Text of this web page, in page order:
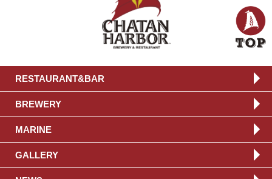
RESTAURANT&BAR
BREWERY
MARINE
GALLERY